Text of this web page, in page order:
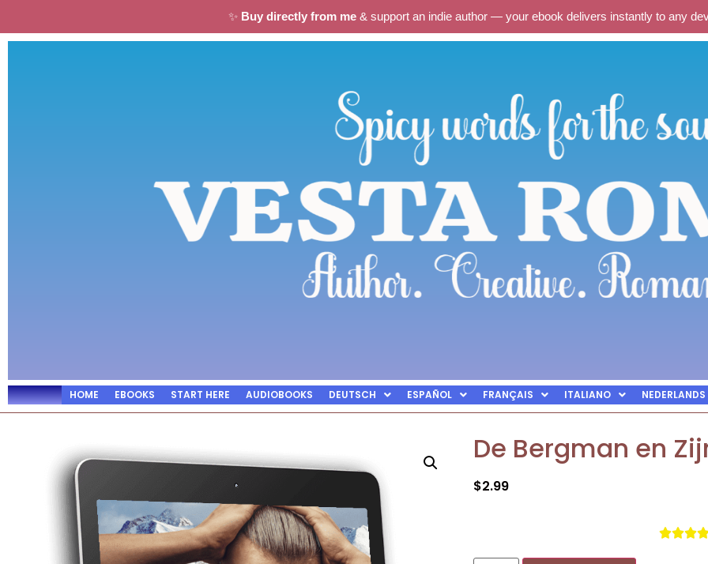
✨ Buy directly from me& support an indie author — your ebook delivers instantly to any
HOME EBOOKS START HERE AUDIOBOOKS DEUTSCH ESPAÑOL FRANÇAIS ITALIANO NEDERLANDS
De Bergman en
$2.99
